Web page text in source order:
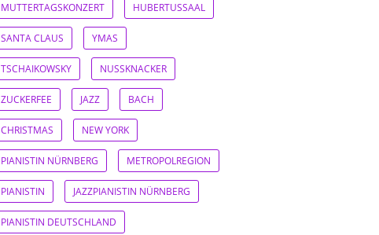
MUTTERTAGSKONZERT HUBERTUSSAAL
SANTA CLAUS YMAS
TSCHAIKOWSKY NUSSKNACKER
ZUCKERFEE JAZZ BACH
CHRISTMAS NEW YORK
PIANISTIN NÜRNBERG METROPOLREGION
PIANISTIN JAZZPIANISTIN NÜRNBERG
PIANISTIN DEUTSCHLAND